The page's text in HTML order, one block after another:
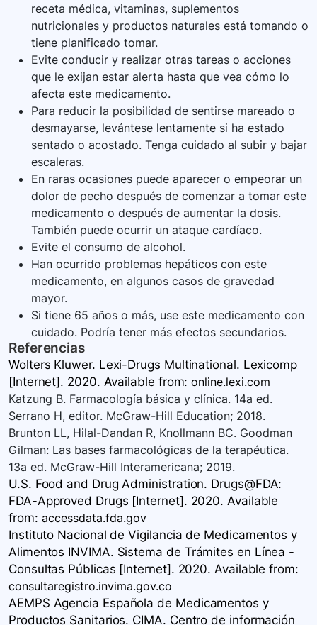
receta médica, vitaminas, suplementos
nutricionales y productos naturales está tomando o
tiene planificado tomar.
Evite conducir y realizar otras tareas o acciones
que le exijan estar alerta hasta que vea cómo lo
afecta este medicamento.
Para reducir la posibilidad de sentirse mareado o
desmayarse, levántese lentamente si ha estado
sentado o acostado. Tenga cuidado al subir y bajar
escaleras.
En raras ocasiones puede aparecer o empeorar un
dolor de pecho después de comenzar a tomar este
medicamento o después de aumentar la dosis.
También puede ocurrir un ataque cardíaco.
Evite el consumo de alcohol.
Han ocurrido problemas hepáticos con este
medicamento, en algunos casos de gravedad
mayor.
Si tiene 65 años o más, use este medicamento con
cuidado. Podría tener más efectos secundarios.
Referencias
Wolters Kluwer. Lexi-Drugs Multinational. Lexicomp
[Internet]. 2020. Available from:online.lexi.com
Katzung B. Farmacología básica y clínica. 14a ed.
Serrano H, editor. McGraw-Hill Education; 2018.
Brunton LL, Hilal-Dandan R, Knollmann BC. Goodman
Gilman: Las bases farmacológicas de la terapéutica.
13a ed. McGraw-Hill Interamericana; 2019.
U.S. Food and Drug Administration. Drugs@FDA:
FDA-Approved Drugs [Internet]. 2020. Available
from: accessdata.fda.gov
Instituto Nacional de Vigilancia de Medicamentos y
Alimentos INVIMA. Sistema de Trámites en Línea -
Consultas Públicas [Internet]. 2020. Available from:
consultaregistro.invima.gov.co
AEMPS Agencia Española de Medicamentos y
Productos Sanitarios. CIMA. Centro de información